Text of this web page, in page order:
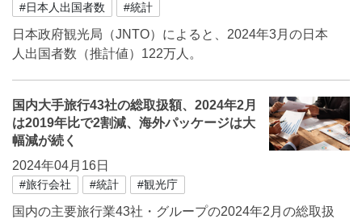
#日本人出国者数 #統計
日本政府観光局（JNTO）によると、2024年3月の日本
人出国者数（推計値）122万人。
国内大手旅行43社の総取扱額、2024年2月
は2019年比で2割減、海外パッケージは大
幅減が続く
2024年04月16日
#旅行会社 #統計 #観光庁
国内の主要旅行業43社・グループの2024年2月の総取扱